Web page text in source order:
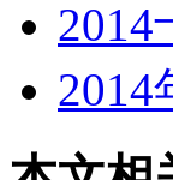
2014
2014